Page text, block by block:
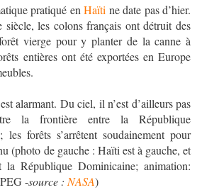
pratiqué enHaïti ne date pas d’hier.
les colons français ont détruit des
vierge pour y planter de la canne à
entières ont été exportées en Europe
alarmant. Du ciel, il n’est d’ailleurs pas
la frontière entre la République
forêts s’arrêtent soudainement pour
(photo de gauche : Haïti est à gauche, et
République Dominicaine; animation:
-source : NASA)